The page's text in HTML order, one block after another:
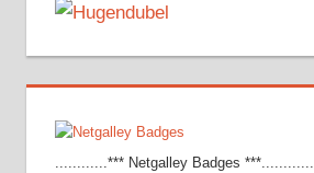
............*** Netgalley Badges ***............